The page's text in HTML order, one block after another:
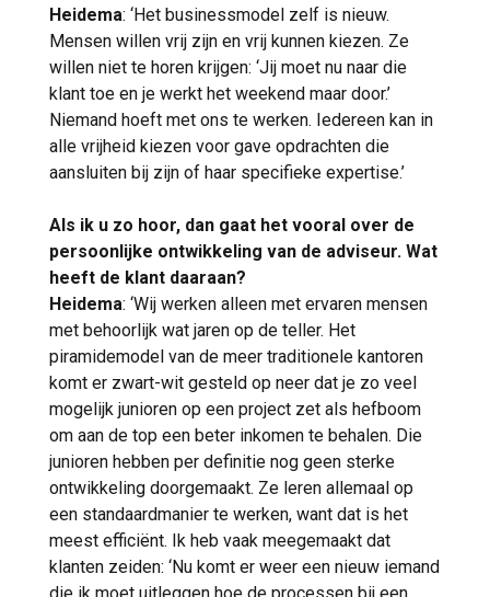
Heidema: ‘Het businessmodel zelf is nieuw.
Mensen willen vrij zijn en vrij kunnen kiezen. Ze
willen niet te horen krijgen: ‘Jij moet nu naar die
klant toe en je werkt het weekend maar door.’
Niemand hoeft met ons te werken. Iedereen kan in
alle vrijheid kiezen voor gave opdrachten die
aansluiten bij zijn of haar specifieke expertise.’
Als ik u zo hoor, dan gaat het vooral over de
persoonlijke ontwikkeling van de adviseur. Wat
heeft de klant daaraan?
Heidema: ‘Wij werken alleen met ervaren mensen
met behoorlijk wat jaren op de teller. Het
piramidemodel van de meer traditionele kantoren
komt er zwart-wit gesteld op neer dat je zo veel
mogelijk junioren op een project zet als hefboom
om aan de top een beter inkomen te behalen. Die
junioren hebben per definitie nog geen sterke
ontwikkeling doorgemaakt. Ze leren allemaal op
een standaardmanier te werken, want dat is het
meest efficiënt. Ik heb vaak meegemaakt dat
klanten zeiden: ‘Nu komt er weer een nieuw iemand